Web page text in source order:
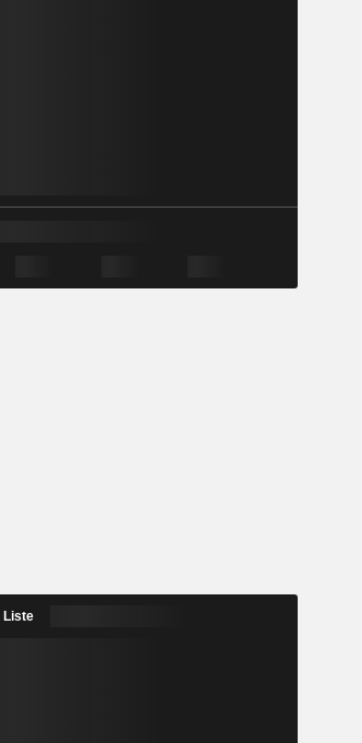
Liste